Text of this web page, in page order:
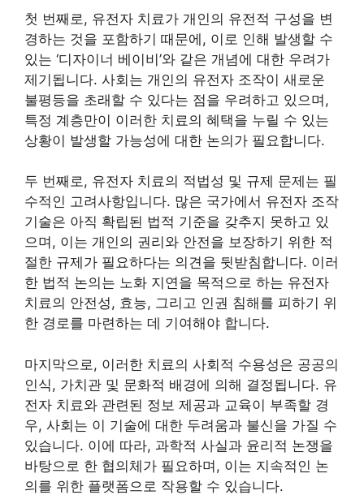
첫 번째로, 유전자 치료가 개인의 유전적 구성을 변
경하는 것을 포함하기 때문에, 이로 인해 발생할 수
있는 ‘디자이너 베이비’와 같은 개념에 대한 우려가
제기됩니다. 사회는 개인의 유전자 조작이 새로운
불평등을 초래할 수 있다는 점을 우려하고 있으며,
특정 계층만이 이러한 치료의 혜택을 누릴 수 있는
상황이 발생할 가능성에 대한 논의가 필요합니다.
두 번째로, 유전자 치료의 적법성 및 규제 문제는 필
수적인 고려사항입니다. 많은 국가에서 유전자 조작
기술은 아직 확립된 법적 기준을 갖추지 못하고 있
으며, 이는 개인의 권리와 안전을 보장하기 위한 적
절한 규제가 필요하다는 의견을 뒷받침합니다. 이러
한 법적 논의는 노화 지연을 목적으로 하는 유전자
치료의 안전성, 효능, 그리고 인권 침해를 피하기 위
한 경로를 마련하는 데 기여해야 합니다.
마지막으로, 이러한 치료의 사회적 수용성은 공공의
인식, 가치관 및 문화적 배경에 의해 결정됩니다. 유
전자 치료와 관련된 정보 제공과 교육이 부족할 경
우, 사회는 이 기술에 대한 두려움과 불신을 가질 수
있습니다. 이에 따라, 과학적 사실과 윤리적 논쟁을
바탕으로 한 협의체가 필요하며, 이는 지속적인 논
의를 위한 플랫폼으로 작용할 수 있습니다.